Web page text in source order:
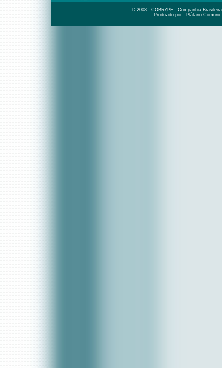
© 2008 - COBRAPE - Companhia
Produzido por - Plátano